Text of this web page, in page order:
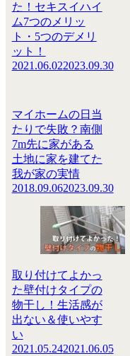
た！セキスイハイ
ム7つのメリッ
ト・5つのデメリ
ット！
2021.06.022023.09.30
マイホームの日当
たりで失敗？南側
7m先に家がある
土地に家を建てた
我が家の実情
2018.09.062023.09.30
取り付けてよかっ
た壁付けタイプの
物干し！生活感が
出ない＆使いやす
い
2021.05.242021.06.05